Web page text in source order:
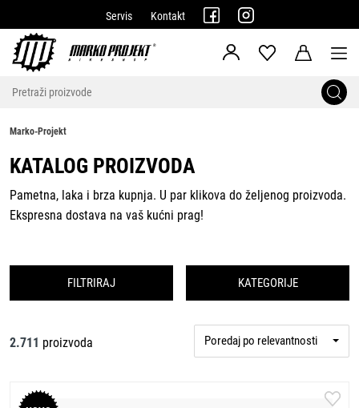
Servis Kontakt
Marko-Projekt
KATALOG PROIZVODA
Pametna, laka i brza kupnja. U par klikova do željenog proizvoda.
Ekspresna dostava na vaš kućni prag!
FILTRIRAJ KATEGORIJE
2.711 proizvoda Poredaj po relevantnosti